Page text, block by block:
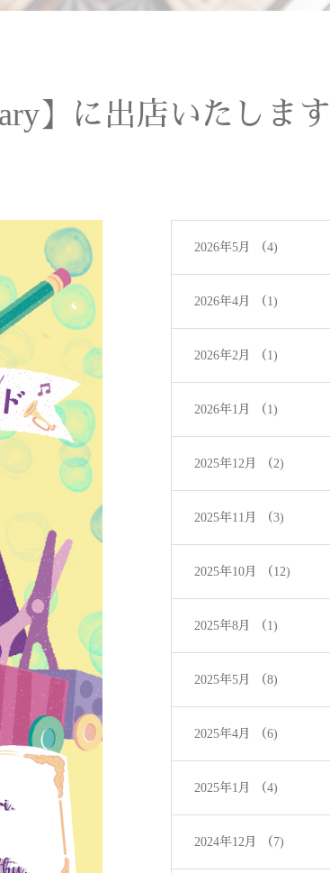
】に出店いたします
2026年5月 （4)
2026年4月 （1)
2026年2月 （1)
2026年1月 （1)
2025年12月 （2)
2025年11月 （3)
2025年10月 （12)
2025年8月 （1)
2025年5月 （8)
2025年4月 （6)
2025年1月 （4)
2024年12月 （7)